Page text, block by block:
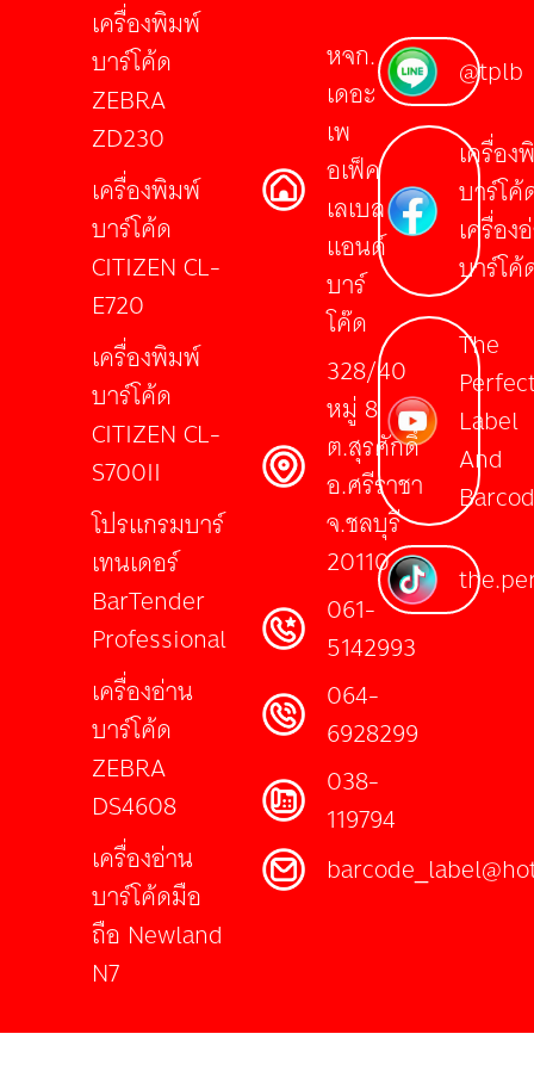
เครื่องพิมพ์
บาร์โค้ด
ZEBRA
ZD230
เครื่องพิมพ์
บาร์โค้ด
CITIZEN CL-
E720
เครื่องพิมพ์
บาร์โค้ด
CITIZEN CL-
S700II
โปรแกรมบาร์
เทนเดอร์
BarTender
Professional
เครื่องอ่าน
บาร์โค้ด
ZEBRA
DS4608
เครื่องอ่าน
บาร์โค้ดมือ
ถือ Newland
N7
หจก.
เดอะ
เพ
อเฟ็ค
เลเบล
แอนด์
บาร์
โค๊ด
328/40
หมู่ 8
ต.สุรศักดิ์
อ.ศรีราชา
จ.ชลบุรี
20110
061-
5142993
064-
6928299
038-
119794
@tplb
เครื่อ
บาร์โค้
เครื่อง
บาร์โค้
The
Label
And